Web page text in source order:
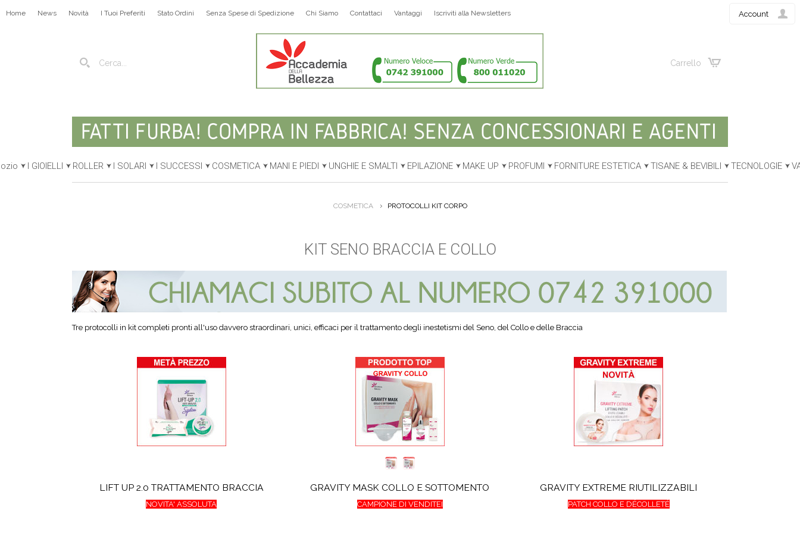
Carrello
Account
Home News Novità I Tuoi Preferiti Stato Ordini Senza Spese di Spedizione Chi Siamo Contattaci Vantaggi Iscriviti alla Newsletters
I GIOIELLI ROLLER I SOLARI I SUCCESSI COSMETICA MANI E PIEDI UNGHIE E SMALTI EPILAZIONE MAKE UP PROFUMI FORNITURE ESTETICA TISANE & BEVIBILI TECNOLOGIE
COSMETICA PROTOCOLLI KIT CORPO
KIT SENO BRACCIA E COLLO
Tre protocolli in kit completi pronti all'uso davvero straordinari, unici, efficaci per il trattamento degli inestetismi del Seno, del Collo e delle Braccia
LIFT UP 2.0 TRATTAMENTO BRACCIA
NOVITA' ASSOLUTA
GRAVITY MASK COLLO E SOTTOMENTO
CAMPIONE DI VENDITEI
GRAVITY EXTREME RIUTILIZZABILI
PATCH COLLO E DÉCOLLETÉ